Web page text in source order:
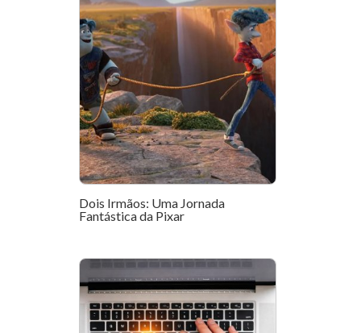
Dois Irmãos: Uma Jornada
Fantástica da Pixar